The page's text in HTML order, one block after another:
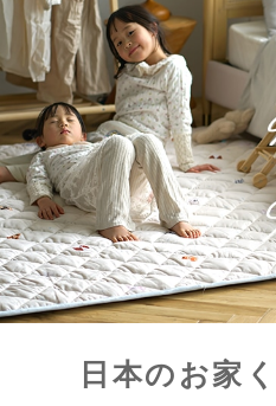
日本のお家